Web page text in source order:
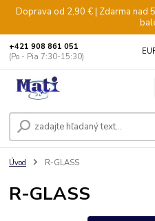
Doprava od 2,90 € | Zdarma nad
+421 908 861 051
(Po - Pia 7:30-15:30)
Úvod R-GLASS
R-GLASS